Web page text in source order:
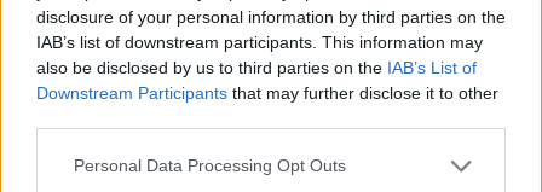
disclosure of your personal information by third parties on the
IAB’s list of downstream participants. This information may
also be disclosed by us to third parties on the IAB’s List of
Downstream Participants that may further disclose it to other
Personal Data Processing Opt Outs
Μουντιάλ 2026: Το πιο ρυπογόνο στην ιστορία
– 7,8 εκατ. τόνοι CO₂ για τη «γιορτή» του
ποδοσφαίρου